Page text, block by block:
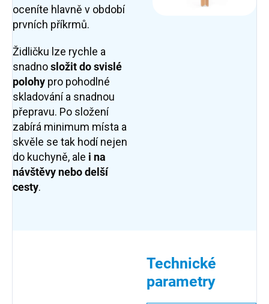
oceníte hlavně v období
prvních příkrmů.
Židličku lze rychle a
snadnosložit do svislé
polohy pro pohodlné
skladování a snadnou
přepravu. Po složení
zabírá minimum místa a
skvěle se tak hodí nejen
do kuchyně, ale i na
návštěvy nebo delší
cesty.
Technické
parametry